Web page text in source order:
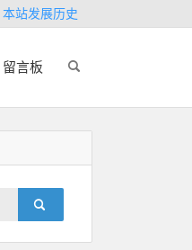
本站发展历史
留言板